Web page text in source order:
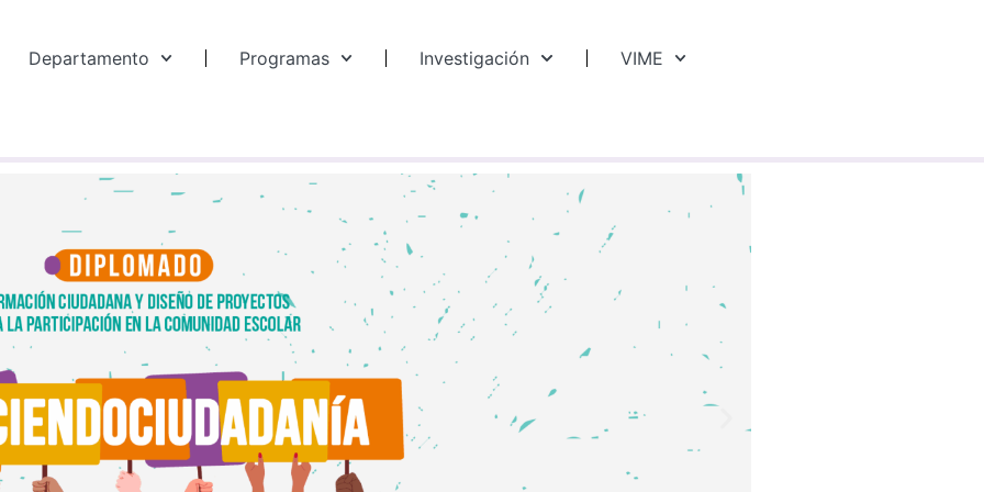
Departamento Programas Investigación VIME